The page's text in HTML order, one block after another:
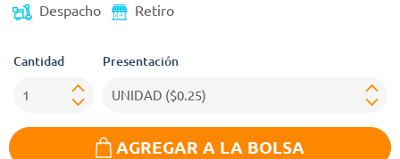
Despacho Retiro
Cantidad Presentación
AGREGAR A LA BOLSA